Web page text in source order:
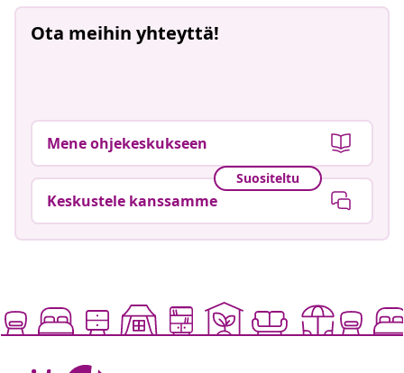
Ota meihin yhteyttä!
Mene ohjekeskukseen
Suositeltu
Keskustele kanssamme